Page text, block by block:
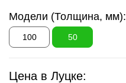
Модели (Толщина, мм):
100 50
Цена в Луцке: